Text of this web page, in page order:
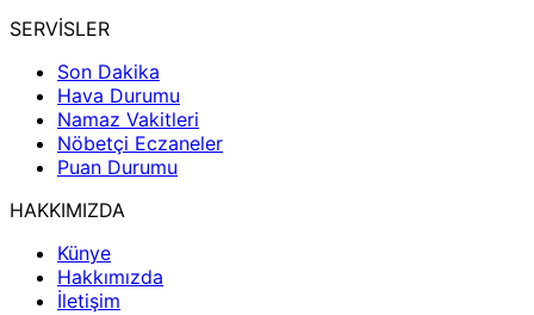
SERVİSLER
Son Dakika
Hava Durumu
Namaz Vakitleri
Nöbetçi Eczaneler
Puan Durumu
HAKKIMIZDA
Künye
Hakkımızda
İletişim